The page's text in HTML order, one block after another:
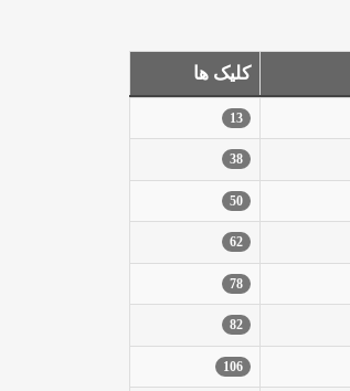
کلیک ها
13
38
50
62
78
82
106